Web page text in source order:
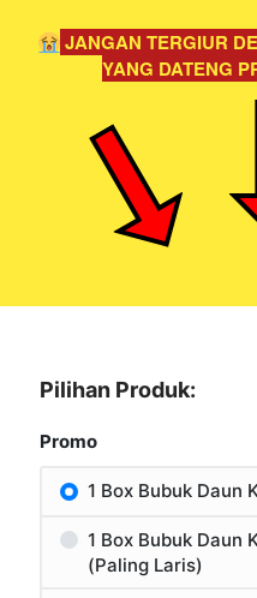
JANGAN TERGIUR
YANG DATENG
Pilihan Produk:
Promo
1 Box Bubuk Daun
1 Box Bubuk Daun
(Paling Laris)